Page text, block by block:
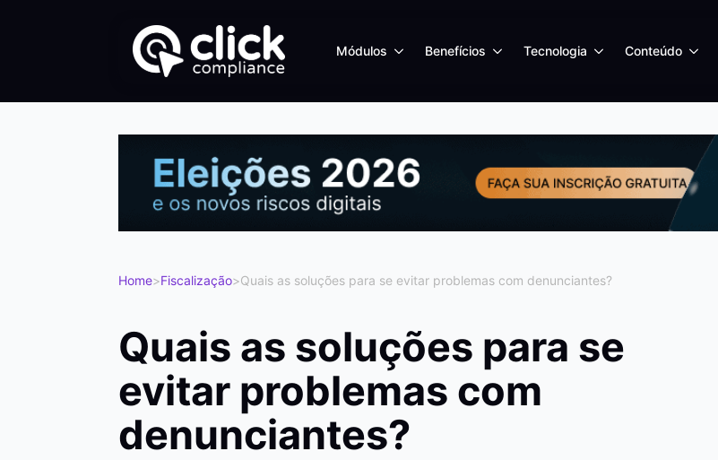
Módulos Benefícios Tecnologia Conteúdo
Home>Fiscalização>Quais as soluções para se evitar problemas com denunciantes?
Quais as soluções para se
evitar problemas com
denunciantes?